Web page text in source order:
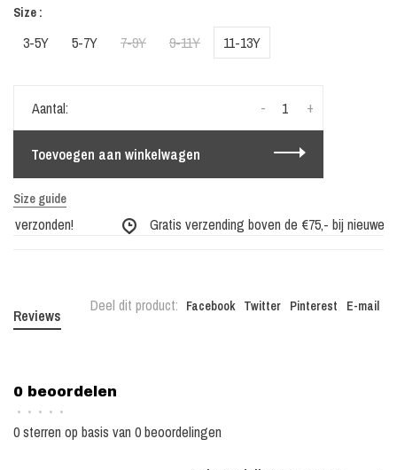
Size :
3-5Y 5-7Y 7-9Y 9-11Y 11-13Y
Aantal: +
-
Toevoegen aan winkelwagen
Size guide
Gratis verzending boven de €75,- bij nieuwe
Deel dit product: Facebook Twitter Pinterest E-mail
Reviews
0 beoordelen
• • • • •
0 sterren op basis van 0 beoordelingen